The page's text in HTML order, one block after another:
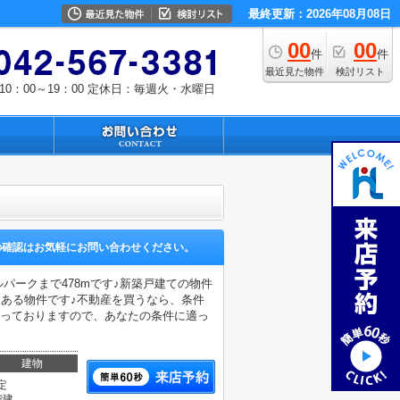
最終更新：2026年08月08日
00件
最近見た物件
00件
検討リスト
：00～19：00 定休日：毎週火・水曜日
認はお気軽にお問い合わせください。
ークまで478mです♪新築戸建ての物件
る物件です♪不動産を買うなら、条件
ておりますので、あなたの条件に適っ
建物